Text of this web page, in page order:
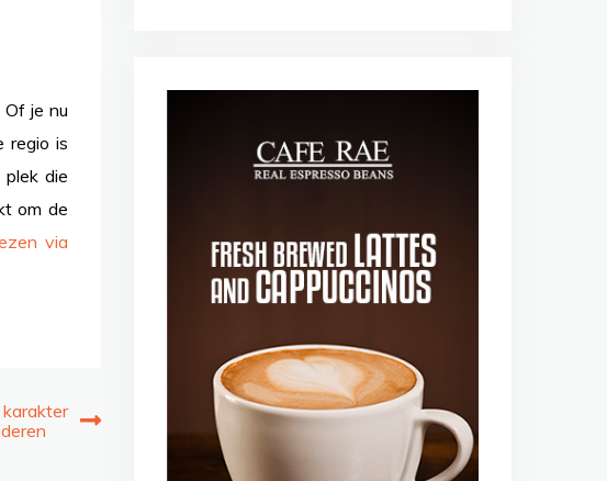
je nu
regio is
die
om de
via